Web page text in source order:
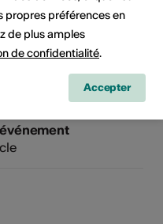
+41 27 452 02 90
+41 27 452 02 90
propres préférences en
de plus amples
de confidentialité.
Accepter